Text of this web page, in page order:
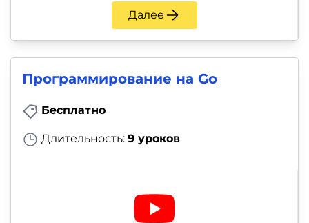
Далее
Программирование на Go
Бесплатно
Длительность: 9 уроков